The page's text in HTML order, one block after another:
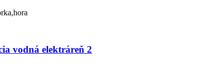
vodná elektráreň 2